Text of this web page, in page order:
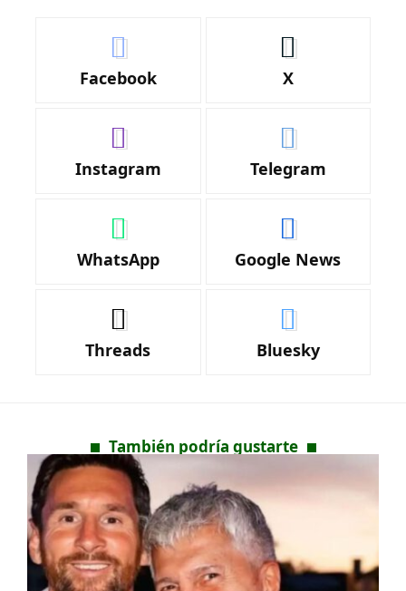
Facebook X
Instagram Telegram
WhatsApp Google News
Threads Bluesky
También podría gustarte